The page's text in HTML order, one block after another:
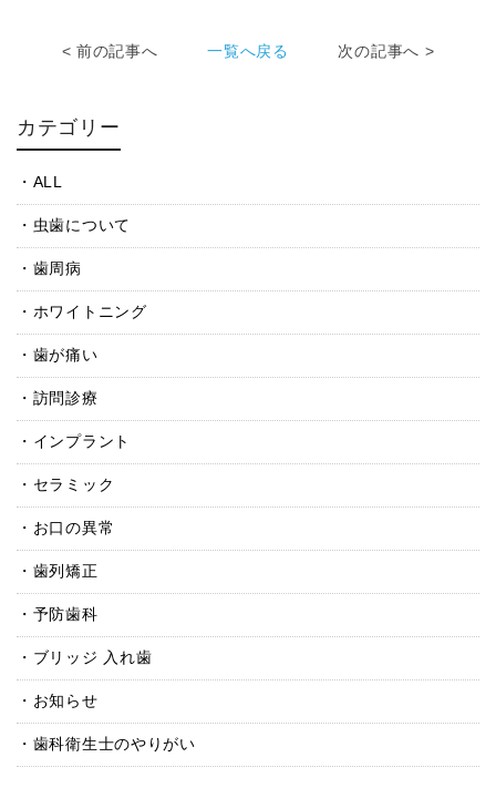
< 前の記事へ 一覧へ戻る 次の記事へ >
カテゴリー
ALL
虫歯について
歯周病
ホワイトニング
歯が痛い
訪問診療
インプラント
セラミック
お口の異常
歯列矯正
予防歯科
ブリッジ 入れ歯
お知らせ
歯科衛生士のやりがい